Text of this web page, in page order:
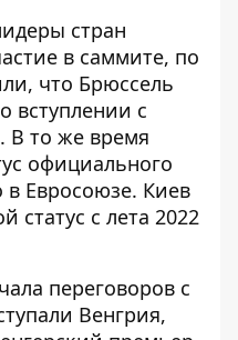
стран
в саммите, по
что Брюссель
вступлении с
В то же время
официального
в Евросоюзе. Киев
статус с лета 2022
переговоров с
Венгрия,